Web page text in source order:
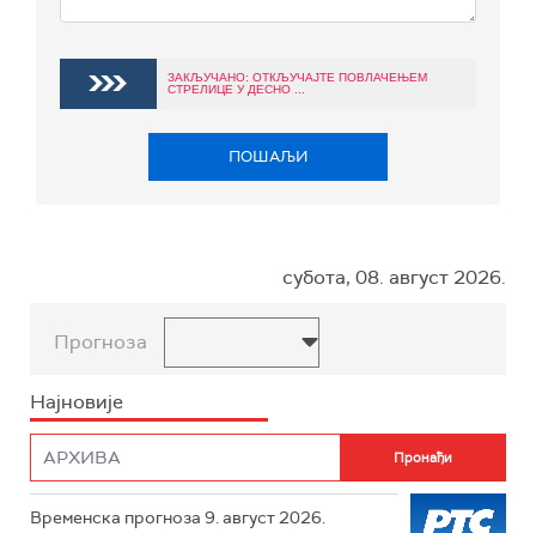
ЗАКЉУЧАНО: ОТКЉУЧАЈТЕ ПОВЛАЧЕЊЕМ
СТРЕЛИЦЕ У ДЕСНО ...
ПОШАЉИ
субота, 08. август 2026.
Прогноза
Најновије
Временска прогноза 9. август 2026.